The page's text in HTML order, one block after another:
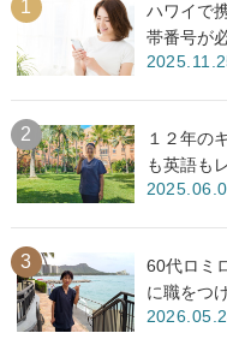
ハワイで
帯番号が
１２年の
も英語も
60代ロミ
に職をつ